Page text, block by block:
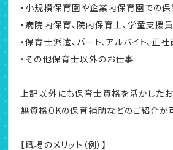
・小規模保育園や企業内保育園での保
・病院内保育、院内保育士、学童支援員
・保育士派遣、パート、アルバイト、正
・その他保育士以外のお仕事
上記以外にも保育士資格を活かした
無資格OKの保育補助などのご紹介が
【職場のメリット（例）】